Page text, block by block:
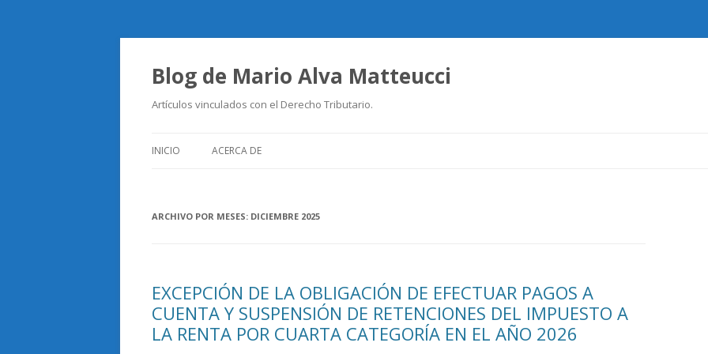
Blog de Mario Alva Matteucci
Artículos vinculados con el Derecho Tributario.
INICIO ACERCA DE
ARCHIVO POR MESES: DICIEMBRE 2025
EXCEPCIÓN DE LA OBLIGACIÓN DE EFECTUAR PAGOS A
CUENTA Y SUSPENSIÓN DE RETENCIONES DEL IMPUESTO A
LA RENTA POR CUARTA CATEGORÍA EN EL AÑO 2026